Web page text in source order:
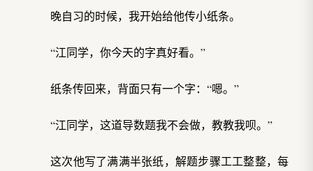
晚自习的时候，我开始给他传小纸条。
“江同学，你今天的字真好看。”
纸条传回来，背面只有一个字：“嗯。”
“江同学，这道导数题我不会做，教教我呗。”
这次他写了满满半张纸，解题步骤工工整整，每